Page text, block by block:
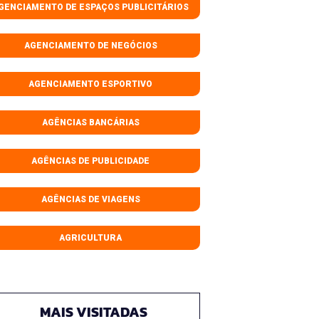
DE ESPAÇOS PUBLICITÁRIOS
AGENCIAMENTO DE NEGÓCIOS
AGENCIAMENTO ESPORTIVO
AGÊNCIAS BANCÁRIAS
AGÊNCIAS DE PUBLICIDADE
AGÊNCIAS DE VIAGENS
AGRICULTURA
MAIS VISITADAS